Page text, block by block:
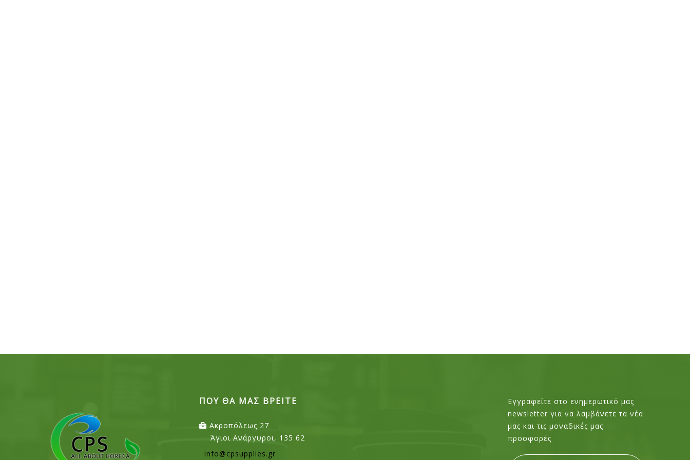
ΠΟΥ ΘΑ ΜΑΣ ΒΡΕΙΤΕ
Ακροπόλεως 27
Άγιοι Ανάργυροι, 135 62
info@cpsupplies.gr
Εγγραφείτε στο ενημερωτικό μας
newsletter για να λαμβάνετε τα νέα
μας και τις μοναδικές μας
προσφορές